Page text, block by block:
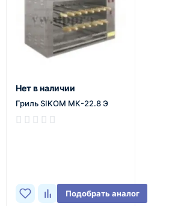
Нет в наличии
Гриль SIKOM МК-22.8 Э
Подобрать аналог